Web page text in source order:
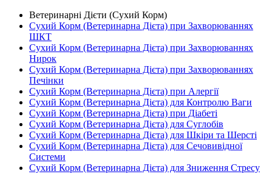
Ветеринарні Дієти (Сухий Корм)
Сухий Корм (Ветеринарна Дієта) при Захворюваннях
ШКТ
Сухий Корм (Ветеринарна Дієта) при Захворюваннях
Нирок
Сухий Корм (Ветеринарна Дієта) при Захворюваннях
Печінки
Сухий Корм (Ветеринарна Дієта) при Алергії
Сухий Корм (Ветеринарна Дієта) для Контролю Ваги
Сухий Корм (Ветеринарна Дієта) при Діабеті
Сухий Корм (Ветеринарна Дієта) для Суглобів
Сухий Корм (Ветеринарна Дієта) для Шкіри та Шерсті
Сухий Корм (Ветеринарна Дієта) для Сечовивідної
Системи
Сухий Корм (Ветеринарна Дієта) для Зниження Стресу